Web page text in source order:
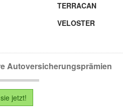
TERRACAN
VELOSTER
Autoversicherungsprämien
jetzt!